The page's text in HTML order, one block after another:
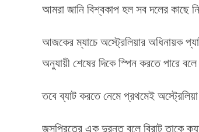
আমরা জানি বিশ্বকাপ হল সব দলের কাছে
আজকের ম্যাচে অস্ট্রেলিয়ার অধিনায়ক
অনুযায়ী শেষের দিকে স্পিন করতে পারে
তবে ব্যাট করতে নেমে প্রথমেই
জসপ্রিতের এক দুরন্ত বলে বিরাট তাকে